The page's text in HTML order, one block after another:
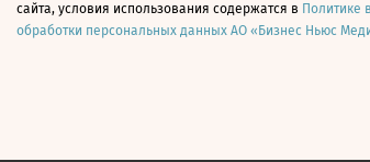
сайта, условия использования содержатся в Политике
обработки персональных данных АО «Бизнес Ньюс